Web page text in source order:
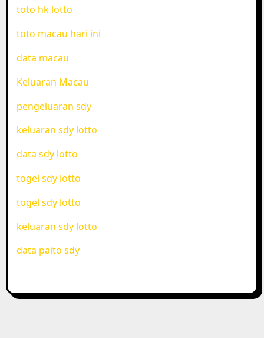
toto hk lotto
toto macau hari ini
data macau
Keluaran Macau
pengeluaran sdy
keluaran sdy lotto
data sdy lotto
togel sdy lotto
togel sdy lotto
keluaran sdy lotto
data paito sdy